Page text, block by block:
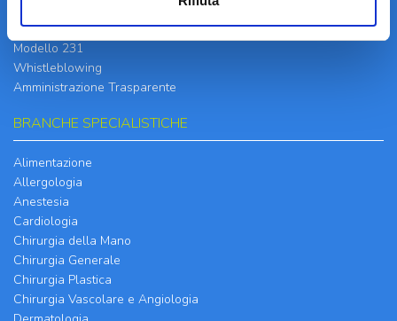
Codice Etico
Modello 231
Whistleblowing
Amministrazione Trasparente
BRANCHE SPECIALISTICHE
Alimentazione
Allergologia
Anestesia
Cardiologia
Chirurgia della Mano
Chirurgia Generale
Chirurgia Plastica
Chirurgia Vascolare e Angiologia